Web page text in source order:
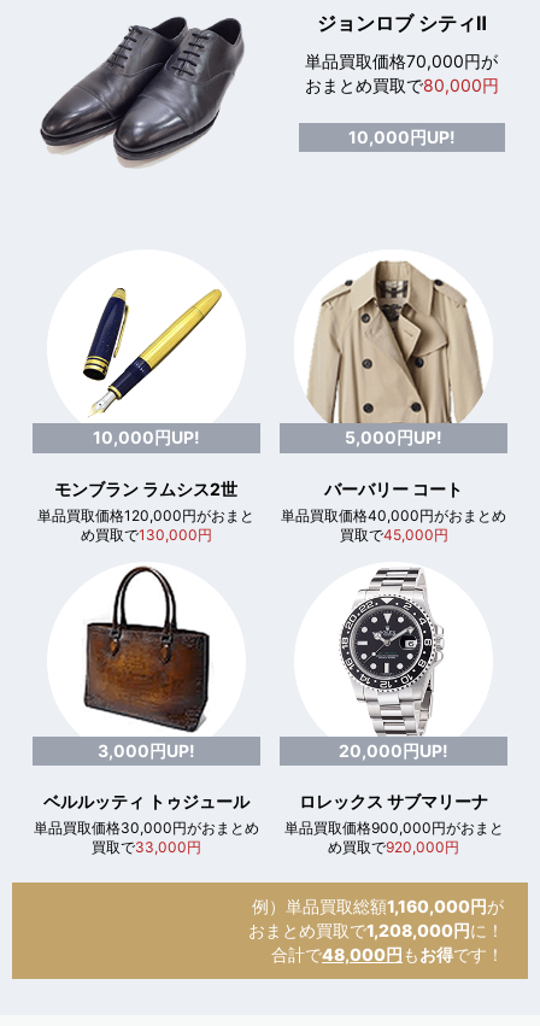
ジョンロブ シティⅡ
単品買取価格70,000円が
おまとめ買取で80,000円
10,000円UP!
10,000円UP!
モンブラン ラムシス2世
単品買取価格120,000円がおまと
め買取で130,000円
5,000円UP!
バーバリー コート
単品買取価格40,000円がおまとめ
買取で45,000円
3,000円UP!
ベルルッティ トゥジュール
単品買取価格30,000円がおまとめ
買取で33,000円
20,000円UP!
ロレックス サブマリーナ
単品買取価格900,000円がおまと
め買取で920,000円
例）単品買取総額1,160,000円が
おまとめ買取で1,208,000円に！
合計で48,000円 もお得です！